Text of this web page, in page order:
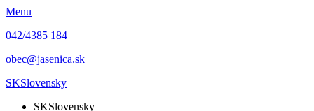
Menu
042/4385 184
obec@jasenica.sk
SKSlovensky
SKSlovensky